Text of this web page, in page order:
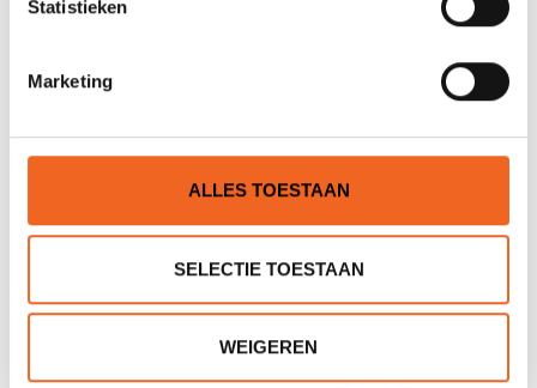
Statistieken
Marketing
ALLES TOESTAAN
SELECTIE TOESTAAN
WEIGEREN
GATZ KNIEPLAAT ACHTER
PEAK PS KANO LUCHTZAK